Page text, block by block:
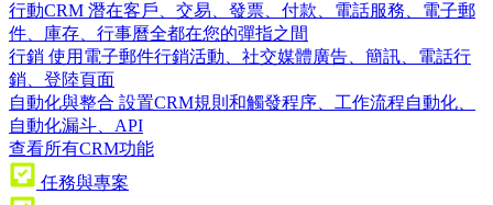
行動CRM 潛在客戶、交易、發票、付款、電話服務、電子郵
件、庫存、行事曆全都在您的彈指之間
行銷 使用電子郵件行銷活動、社交媒體廣告、簡訊、電話行
銷、登陸頁面
自動化與整合 設置CRM規則和觸發程序、工作流程自動化、
自動化漏斗、API
查看所有CRM功能
任務與專案